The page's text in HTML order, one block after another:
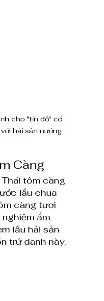
cho "tín đồ" có
hải sản nướng
Càng
tôm càng
lẩu chua
càng tươi
ẩm
lẩu hải sản
trứ danh này.